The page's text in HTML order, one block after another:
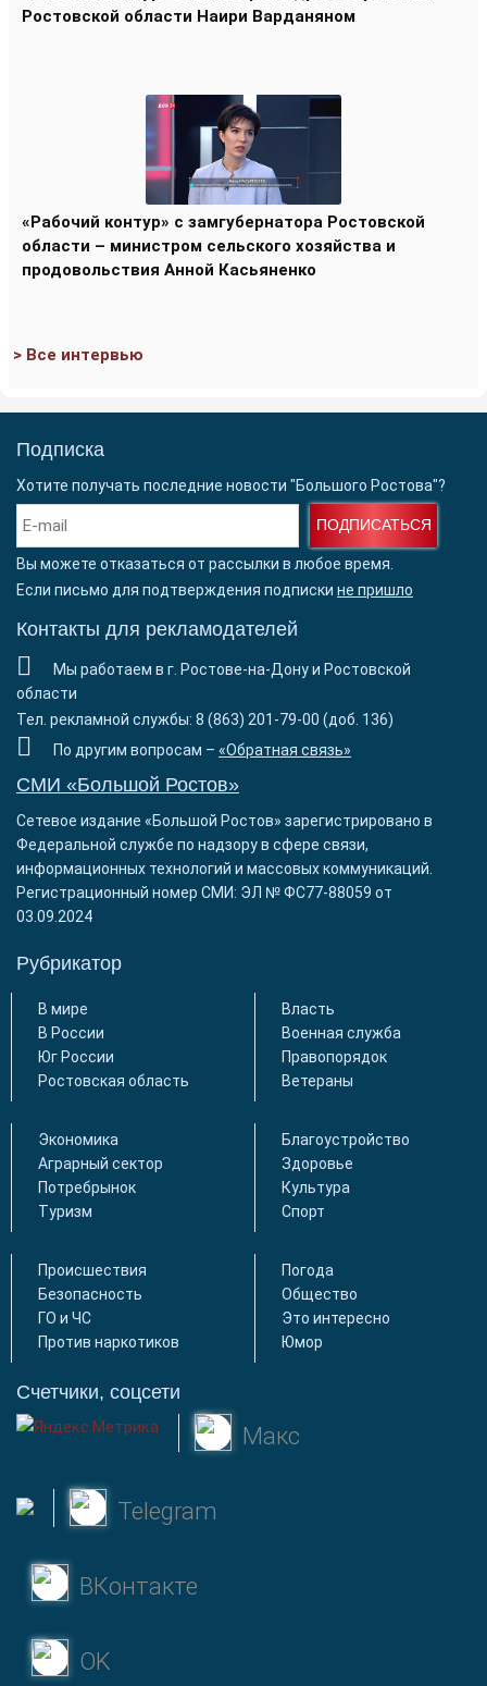
Ростовской области Наири Варданяном
«Рабочий контур» с замгубернатора Ростовской
области – министром сельского хозяйства и
продовольствия Анной Касьяненко
> Все интервью
Подписка
Хотите получать последние новости "Большого Ростова"?
ПОДПИСАТЬСЯ
Вы можете отказаться от рассылки в любое время.
Если письмо для подтверждения подписки не пришло
Контакты для рекламодателей
Мы работаем в г. Ростове-на-Дону и Ростовской
области
Тел. рекламной службы: 8 (863) 201-79-00 (доб. 136)
По другим вопросам – «Обратная связь»
СМИ «Большой Ростов»
Сетевое издание «Большой Ростов» зарегистрировано в
Федеральной службе по надзору в сфере связи,
информационных технологий и массовых коммуникаций.
Регистрационный номер СМИ: ЭЛ № ФС77-88059 от
03.09.2024
Рубрикатор
В мире
В России
Юг России
Ростовская область
Власть
Военная служба
Правопорядок
Ветераны
Экономика
Аграрный сектор
Потребрынок
Туризм
Благоустройство
Здоровье
Культура
Спорт
Происшествия
Безопасность
ГО и ЧС
Против наркотиков
Погода
Общество
Это интересно
Юмор
Счетчики, соцсети
Макс
Telegram
ВКонтакте
OK